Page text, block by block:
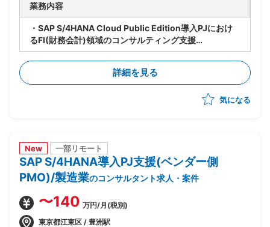
業務内容
・SAP S/4HANA Cloud Public Edition導入PJにおけ
るFI(財務会計)領域のコンサルティング支援
・ベンダー側、SAPコンサルタントポジション
・財務会計管理および決算処理に関するコンサルティン
・固定資産管理、建設仮勘定領域の要件定義、設計支援
・SD、MM、FICOモジュール間の連携要件整理、調整
詳細を見る
気になる
New 一部リモート
SAP S/4HANA導入PJ支援(ベンダー側
PMO)/製造業のコンサルタント求人・案件
〜140 万円/月(税別)
東京都江東区 / 豊洲駅